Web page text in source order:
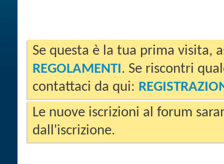
Se questa è la tua prima visita,
REGOLAMENTI. Se riscontri
contattaci da qui:
Le nuove iscrizioni al forum
dall'iscrizione.